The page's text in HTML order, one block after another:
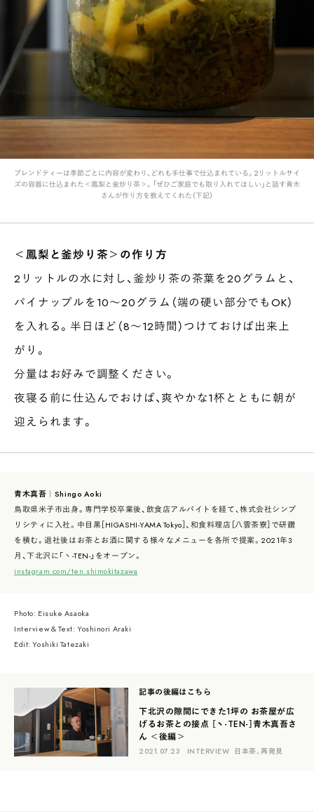
ブレンドティーは季節ごとに内容が変わり、どれも手仕事で仕込まれている。2リットルサイ
ズの容器に仕込まれた＜鳳梨と釜炒り茶＞。「ぜひご家庭でも取り入れてほしい」と話す青木
さんが作り方を教えてくれた（下記）
＜鳳梨と釜炒り茶＞の作り方
2リットルの水に対し、釜炒り茶の茶葉を20グラムと、
パイナップルを10〜20グラム（端の硬い部分でもOK）
を入れる。半日ほど（8〜12時間）つけておけば出来上
がり。
分量はお好みで調整ください。
夜寝る前に仕込んでおけば、爽やかな1杯とともに朝が
迎えられます。
青木真吾｜Shingo Aoki
鳥取県米子市出身。専門学校卒業後、飲食店アルバイトを経て、株式会社シンプ
リシティに入社。中目黒［HIGASHI-YAMA Tokyo］、和食料理店［八雲茶寮］で研鑽
を積む。退社後はお茶とお酒に関する様々なメニューを各所で提案。2021年3
月、下北沢に「ヽ-TEN-」をオープン。
instagram.com/ten.shimokitazawa
Photo: Eisuke Asaoka
Interview & Text: Yoshinori Araki
Edit: Yoshiki Tatezaki
記事の後編はこちら
下北沢の隙間にできた1坪の お茶屋が広
げるお茶との接点 ［ヽ-TEN-］青木真吾さ
ん ＜後編＞
2021.07.23 INTERVIEW 日本茶、再発見